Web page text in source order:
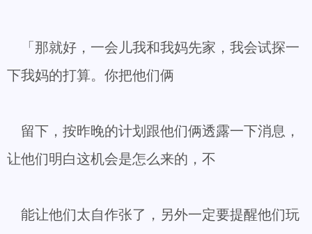
「那就好，一会儿我和我妈先家，我会试探一
下我妈的打算。你把他们俩
留下，按昨晚的计划跟他们俩透露一下消息，
让他们明白这机会是怎么来的，不
能让他们太自作张了，另外一定要提醒他们玩